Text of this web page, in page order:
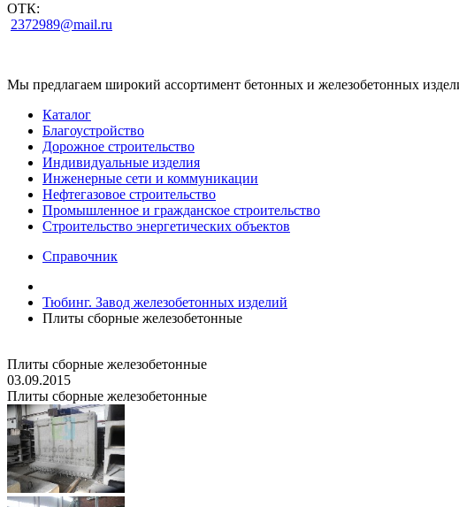
ОТК:
2372989@mail.ru
Мы предлагаем широкий ассортимент бетонных и железобетонных
Каталог
Благоустройство
Дорожное строительство
Индивидуальные изделия
Инженерные сети и коммуникации
Нефтегазовое строительство
Промышленное и гражданское строительство
Строительство энергетических объектов
Справочник
Тюбинг. Завод железобетонных изделий
Плиты сборные железобетонные
Плиты сборные железобетонные
03.09.2015
Плиты сборные железобетонные